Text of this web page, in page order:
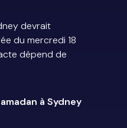
devrait
du mercredi 18
dépend de
à Sydney